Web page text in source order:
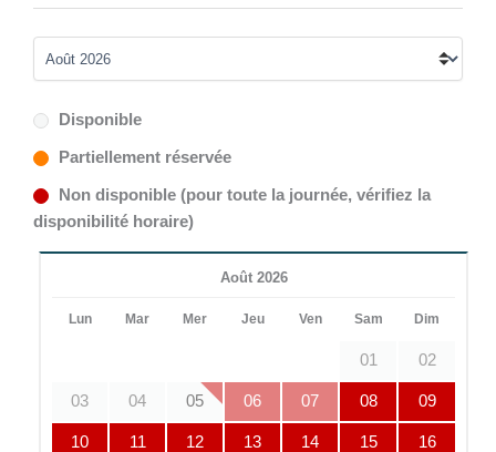
Disponible
Partiellement réservée
Non disponible (pour toute la journée, vérifiez la
disponibilité horaire)
Août 2026
Lun Mar Mer Jeu Ven Sam Dim
01 02
03 04 05 06 07 08 09
10 11 12 13 14 15 16